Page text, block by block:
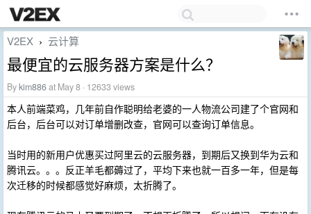
V2EX › 云计算
最便宜的云服务器方案是什么？
Bykim886at May 8 · 12633 views
本人前端菜鸡，几年前自作聪明给老婆的一人物流公司建了个官网和
后台，后台可以对订单增删改查，官网可以查询订单信息。
当时用的新用户优惠买过阿里云的云服务器，到期后又换到华为云和
腾讯云。。。反正羊毛都薅过了，平均下来也就一百多一年，但是每
次迁移的时候都感觉好麻烦，太折腾了。